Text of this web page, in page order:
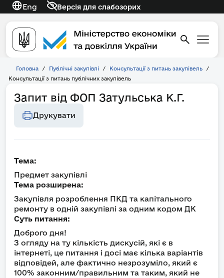
Eng Версія для слабозорих
Головна / Публічні закупівлі / Консультації з питань закупівель
/
Консультації з питань публічних закупівель
Запит від ФОП Затульська К.Г.
Друкувати
Тема:
Предмет закупівлі
Тема розширена:
Закупівля розроблення ПКД та капітального
ремонту в одній закупівлі за одним кодом ДК
Суть питання:
Доброго дня!
З огляду на ту кількість дискусій, які є в
інтернеті, це питання і досі має кілька варіантів
відповідей, але фактично незрозуміло, який є
100% законним/правильним та таким, який не